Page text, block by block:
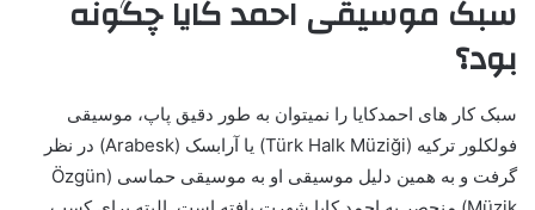
سبک موسیقی احمد کایا چگونه
بود؟
سبک کار های احمدکایا را نمیتوان به طور دقیق پاپ، موسیقی
فولکلور ترکیه (Türk Halk Müziği) یا آرابسک (Arabesk) در نظر
گرفت و به همین دلیل موسیقی او به موسیقی حماسی (Özgün